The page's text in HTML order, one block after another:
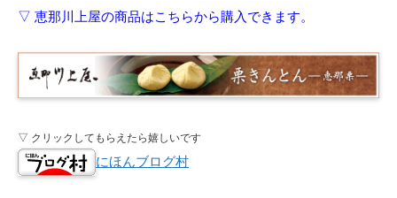
▽ 恵那川上屋の商品はこちらから購入できます。
▽ クリックしてもらえたら嬉しいです
にほんブログ村